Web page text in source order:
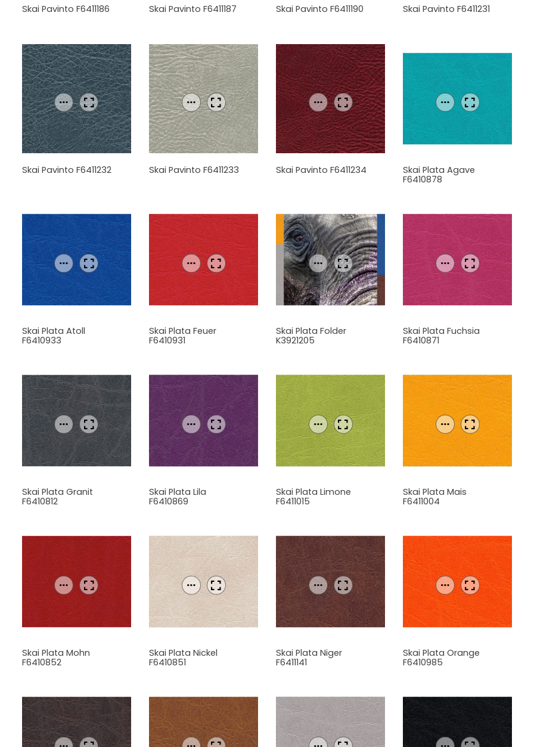
Skai Pavinto F6411186 Skai Pavinto F6411187 Skai Pavinto F6411190 Skai Pavinto F6411231
Skai Pavinto F6411232 Skai Pavinto F6411233 Skai Pavinto F6411234
Skai Plata Agave
F6410878
Skai Plata Atoll
F6410933
Skai Plata Feuer
F6410931
Skai Plata Folder
K3921205
Skai Plata Fuchsia
F6410871
Skai Plata Granit
F6410812
Skai Plata Lila
F6410869
Skai Plata Limone
F6411015
Skai Plata Mais
F6411004
Skai Plata Mohn
F6410852
Skai Plata Nickel
F6410851
Skai Plata Niger
F6411141
Skai Plata Orange
F6410985